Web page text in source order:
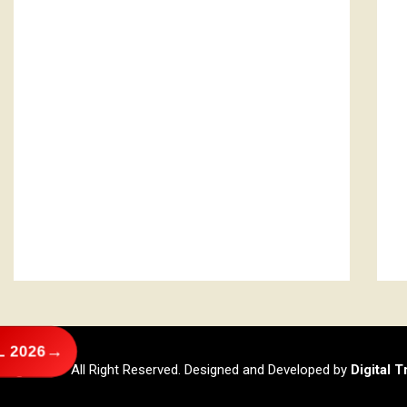
@2026 – All Right Reserved. Designed and Developed by Digital
2026→